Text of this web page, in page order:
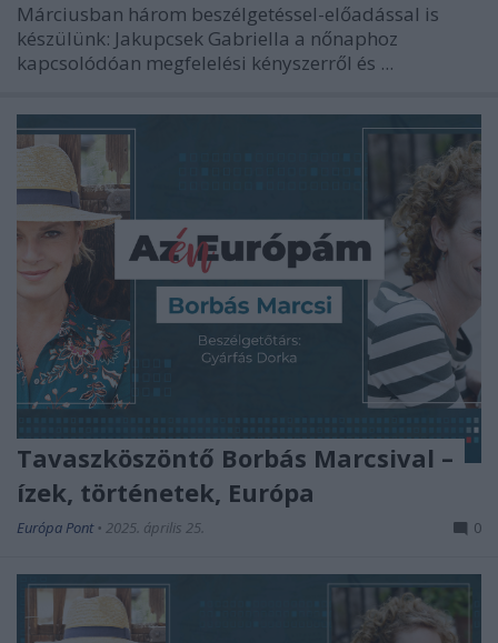
Márciusban három beszélgetéssel-előadással is
készülünk: Jakupcsek Gabriella a nőnaphoz
kapcsolódóan megfelelési kényszerről és ...
Tavaszköszöntő Borbás Marcsival –
ízek, történetek, Európa
Európa Pont • 2025. április 25. 0